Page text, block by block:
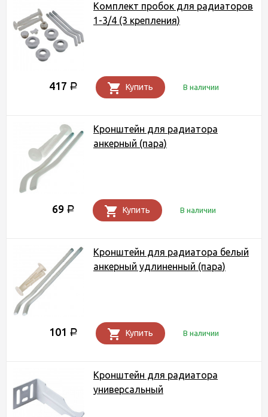
Комплект пробок для радиаторов
1-3/4 (3 крепления)
417 Р Купить В наличии
Кронштейн для радиатора
анкерный (пара)
69 Р Купить В наличии
Кронштейн для радиатора белый
анкерный удлиненный (пара)
101 Р Купить В наличии
Кронштейн для радиатора
универсальный